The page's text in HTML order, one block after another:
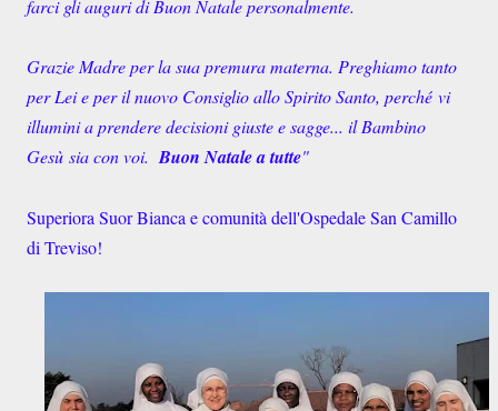
farci gli auguri di Buon Natale personalmente.
Grazie Madre per la sua premura materna. Preghiamo tanto
per Lei e per il nuovo Consiglio allo Spirito Santo, perché vi
illumini a prendere decisioni giuste e sagge... il Bambino
Gesù sia con voi.Buon Natale a tutte"
Superiora Suor Bianca e comunità dell'Ospedale San Camillo
di Treviso!